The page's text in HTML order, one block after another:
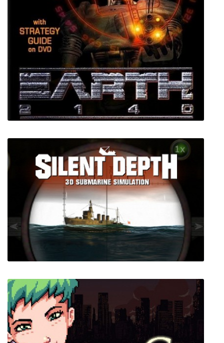
Mother Simulator
Earth 2140 HD